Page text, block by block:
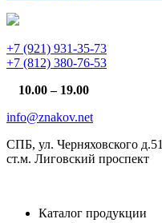
+7 (921) 931-35-73
+7 (812) 380-76-53
10.00 – 19.00
info@znakov.net
СПБ, ул. Черняховского
cт.м. Лиговский проспект
Каталог продукции